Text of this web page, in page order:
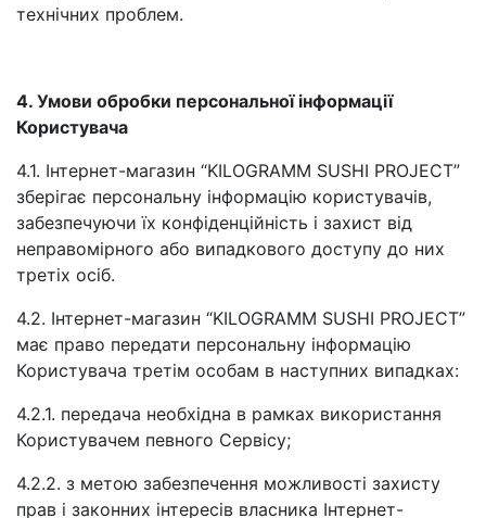
технічних проблем.
4. Умови обробки персональної інформації
Користувача
4.1. Інтернет-магазин “KILOGRAMM SUSHI PROJECT”
зберігає персональну інформацію користувачів,
забезпечуючи їх конфіденційність і захист від
неправомірного або випадкового доступу до них
третіх осіб.
4.2. Інтернет-магазин “KILOGRAMM SUSHI PROJECT”
має право передати персональну інформацію
Користувача третім особам в наступних випадках:
4.2.1. передача необхідна в рамках використання
Користувачем певного Сервісу;
4.2.2. з метою забезпечення можливості захисту
прав і законних інтересів власника Інтернет-